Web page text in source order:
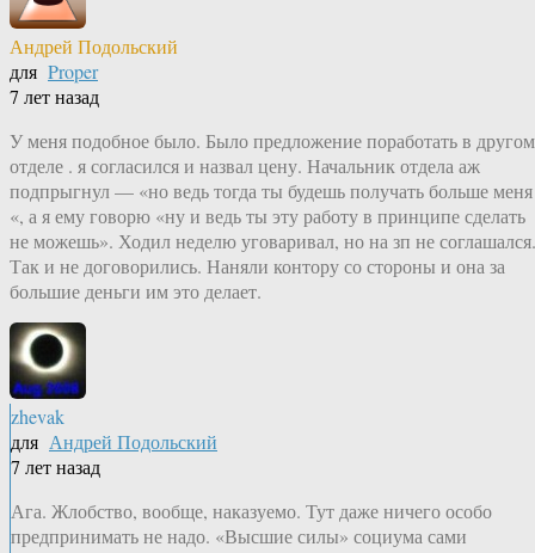
Андрей Подольский
для Proper
7 лет назад
У меня подобное было. Было предложение поработать в другом
отделе . я согласился и назвал цену. Начальник отдела аж
подпрыгнул — «но ведь тогда ты будешь получать больше меня
«, а я ему говорю «ну и ведь ты эту работу в принципе сделать
не можешь». Ходил неделю уговаривал, но на зп не соглашался.
Так и не договорились. Наняли контору со стороны и она за
большие деньги им это делает.
zhevak
для Андрей Подольский
7 лет назад
Ага. Жлобство, вообще, наказуемо. Тут даже ничего особо
предпринимать не надо. «Высшие силы» социума сами